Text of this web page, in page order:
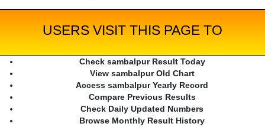
USERS VISIT THIS PAGE TO
Check sambalpur Result Today
View sambalpur Old Chart
Access sambalpur Yearly Record
Compare Previous Results
Check Daily Updated Numbers
Browse Monthly Result History